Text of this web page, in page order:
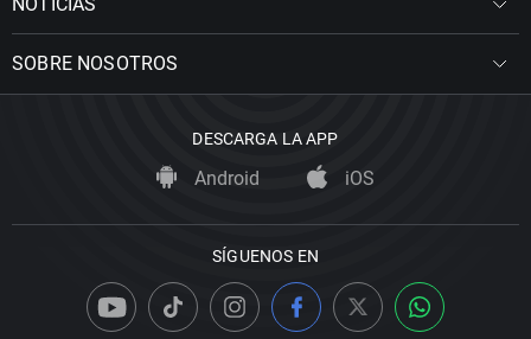
SOBRE NOSOTROS
DESCARGA LA APP
Android iOS
SÍGUENOS EN